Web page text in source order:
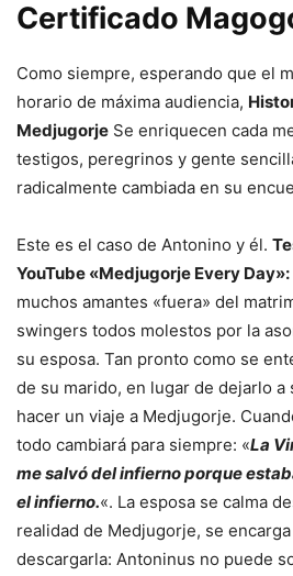
Certificado
Como siempre, esperando que el
horario de máxima audiencia,
Medjugorje Se enriquecen cada
testigos, peregrinos y gente
radicalmente cambiada en su
Este es el caso de Antonino y él.
YouTube «Medjugorje Every Day»:
muchos amantes «fuera» del
swingers todos molestos por la
su esposa. Tan pronto como se
de su marido, en lugar de dejarlo
hacer un viaje a Medjugorje.
todo cambiará para siempre: «La
me salvó del infierno porque
el infierno.«. La esposa se calma
realidad de Medjugorje, se
descargarla: Antoninus no puede